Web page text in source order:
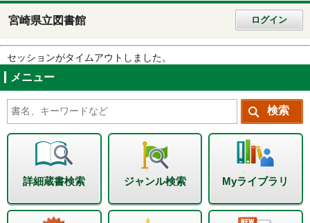
宮崎県立図書館 ログイン
セッションがタイムアウトしました。
メニュー
詳細蔵書検索 ジャンル検索 Myライブラリ